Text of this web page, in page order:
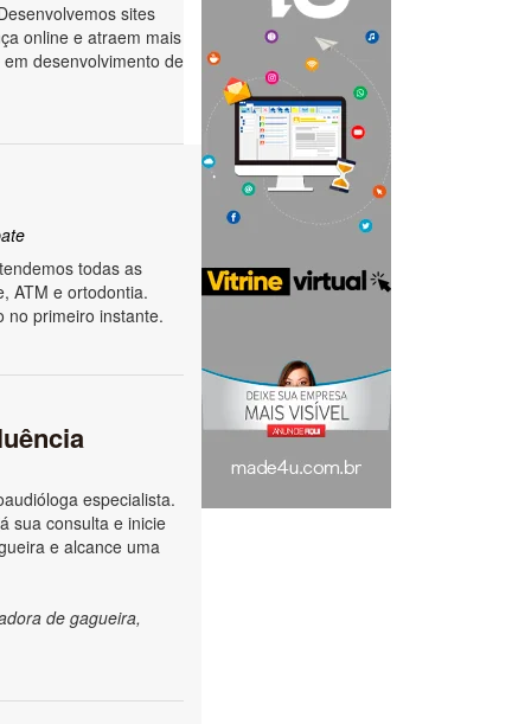
sites
online e atraem mais
desenvolvimento de
todas as
ATM e ortodontia.
no primeiro instante.
especialista.
sua consulta e inicie
e alcance uma
de gagueira,